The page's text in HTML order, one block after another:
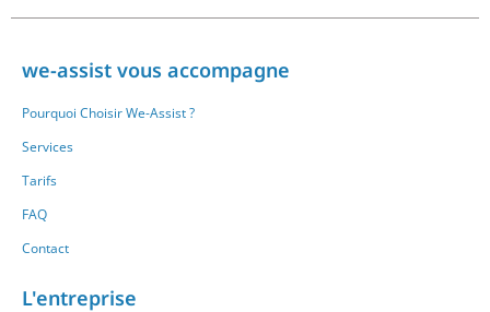
we-assist vous accompagne
Pourquoi Choisir We-Assist ?
Services
Tarifs
FAQ
Contact
L'entreprise